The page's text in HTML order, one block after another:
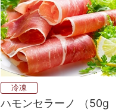
冷凍
ハモンセラーノ （50g